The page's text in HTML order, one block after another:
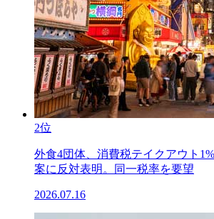
2位
外食4団体、消費税テイクアウト
案に反対表明。同一税率を要望
2026.07.16